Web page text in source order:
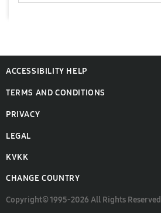
ACCESSIBILITY HELP
TERMS AND CONDITIONS
PRIVACY
LEGAL
KVKK
CHANGE COUNTRY
Copyright© 1995-2026 All Rights